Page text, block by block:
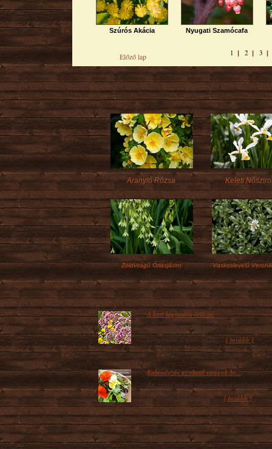
Szúrós Akácia Nyugati Szamócafa
Előző lap 1 |2 |3
Aranyló Rózsa Keleti
Zöldvirágú Óriásjácint Vaskoslevelű
A kert lágyszárú óriásai
Néhány lágyszárú növény szó szerint
kimagaslik a többi közül,...[ tovább ]
Kalandozás az ehető virágok bi...
Az, hogy egyes növények virága
formában fogyasztható,...[ tovább ]